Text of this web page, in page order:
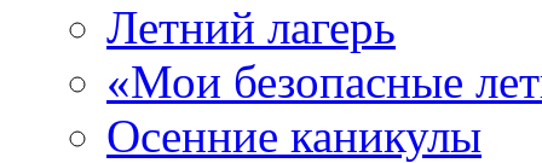
Летний лагерь
«Мои безопасные
Осенние каникулы